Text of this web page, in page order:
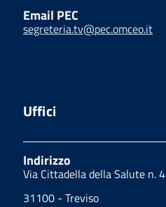
Email PEC
segreteria.tv@pec.omceo.it
Uffici
Indirizzo
Via Cittadella della Salute n. 4
31100 - Treviso